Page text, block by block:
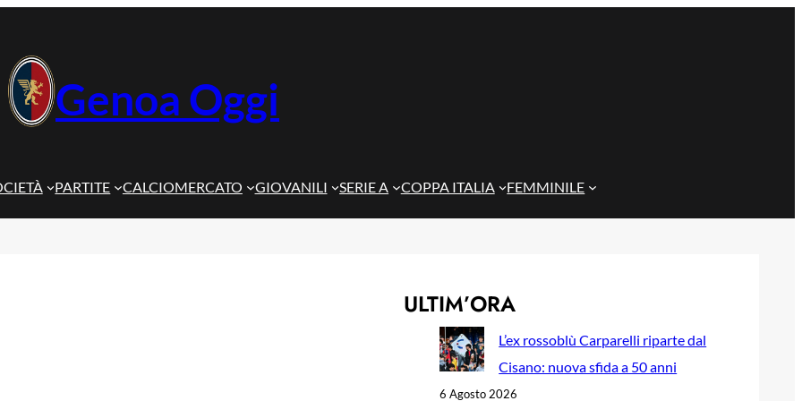
Genoa Oggi
PARTITE CALCIOMERCATO GIOVANILI SERIE A COPPA ITALIA FEMMINILE
ULTIM’ORA
L’ex rossoblù Carparelli riparte dal
Cisano: nuova sfida a 50 anni
6 Agosto 2026